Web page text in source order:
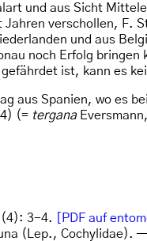
und aus Sicht
verschollen, F.
und aus
noch Erfolg bringen
ist, kann es
aus Spanien, wo es bei
(= tergana
(4): 3-4.
[PDF auf
(Lep., Cochylidae).